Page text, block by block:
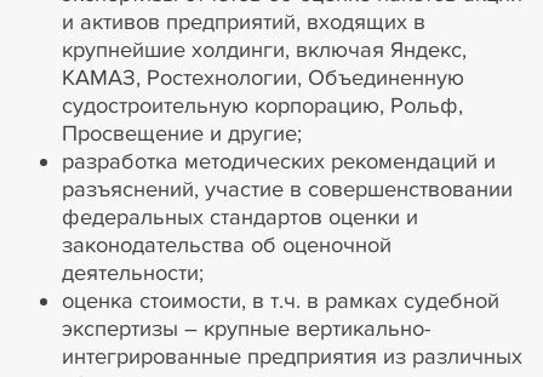
и активов предприятий, входящих в
крупнейшие холдинги, включая Яндекс,
КАМАЗ, Ростехнологии, Объединенную
судостроительную корпорацию, Рольф,
Просвещение и другие;
разработка методических рекомендаций и
разъяснений, участие в совершенствовании
федеральных стандартов оценки и
законодательства об оценочной
деятельности;
оценка стоимости, в т.ч. в рамках судебной
экспертизы – крупные вертикально-
интегрированные предприятия из различных